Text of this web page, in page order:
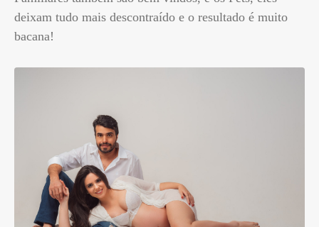
deixam tudo mais descontraído e o resultado é muito
bacana!